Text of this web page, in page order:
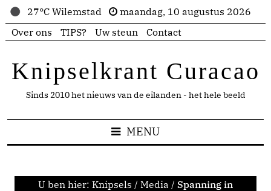
27°C Wilemstad
maandag, 10 augustus 2026
Over ons
TIPS? Uw steun Contact
Knipselkrant Curacao
Sinds 2010 het nieuws van de eilanden - het hele beeld
MENU
U ben hier: Knipsels / Media / Spanning in